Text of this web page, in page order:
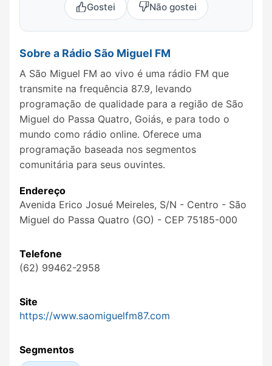
Gostei Não gostei
Sobre a Rádio São Miguel FM
A São Miguel FM ao vivo é uma rádio FM que
transmite na frequência 87.9, levando
programação de qualidade para a região de São
Miguel do Passa Quatro, Goiás, e para todo o
mundo como rádio online. Oferece uma
programação baseada nos segmentos
comunitária para seus ouvintes.
Endereço
Avenida Erico Josué Meireles, S/N - Centro - São
Miguel do Passa Quatro (GO) - CEP 75185-000
Telefone
(62) 99462-2958
Site
https://www.saomiguelfm87.com
Segmentos